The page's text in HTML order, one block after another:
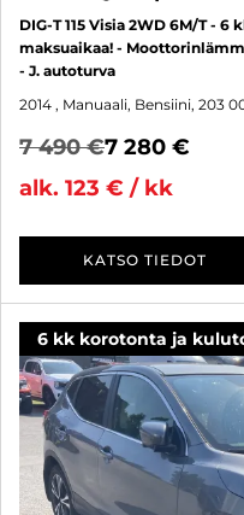
DIG-T 115 Visia 2WD 6M/T -
maksuaikaa! -
- J. autoturva
2014 , Manuaali, Bensiini, 203
7 490 €7 280 €
alk. 123 € / kk
KATSO TIEDOT
6 kk korotonta ja